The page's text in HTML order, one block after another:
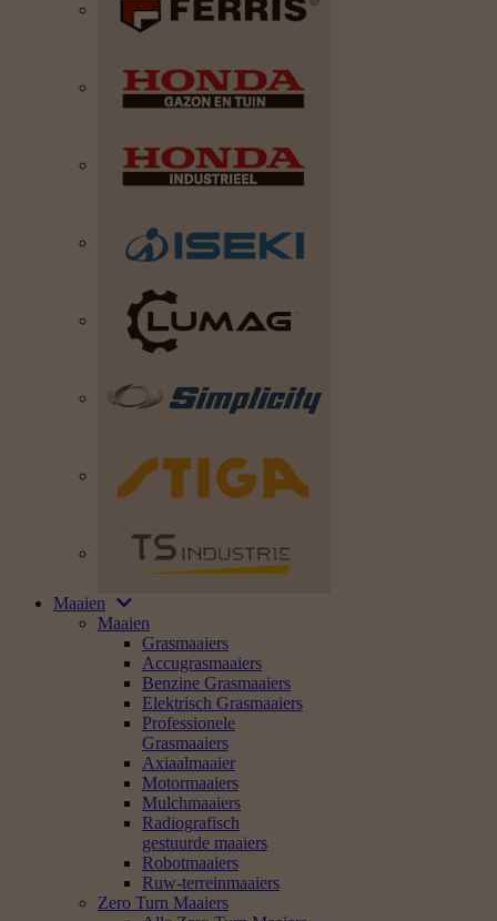
Maaien
Maaien
Grasmaaiers
Accugrasmaaiers
Benzine Grasmaaiers
Elektrisch Grasmaaiers
Professionele
Grasmaaiers
Axiaalmaaier
Motormaaiers
Mulchmaaiers
Radiografisch
gestuurde maaiers
Robotmaaiers
Ruw-terreinmaaiers
Zero Turn Maaiers